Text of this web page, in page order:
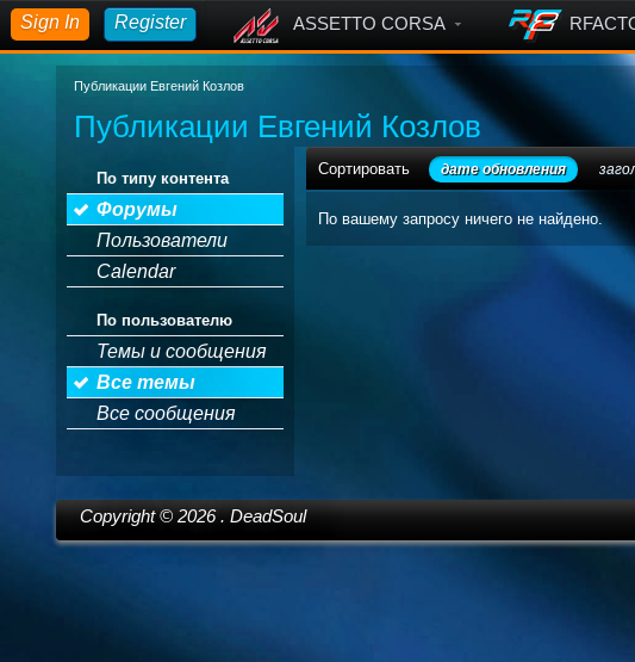
Sign In Register ASSETTO CORSA
Публикации Евгений Козлов
Публикации Евгений Козлов
По типу контента
Форумы
Пользователи
Calendar
По пользователю
Темы и сообщения
Все темы
Все сообщения
Сортировать дате обновления
По вашему запросу ничего не найдено.
Copyright © 2026. DeadSoul